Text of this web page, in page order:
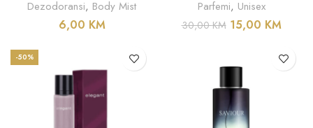
Dezodoransi, Body Mist
6,00 KM
Parfemi, Unisex
30,00KM 15,00 KM
-50%